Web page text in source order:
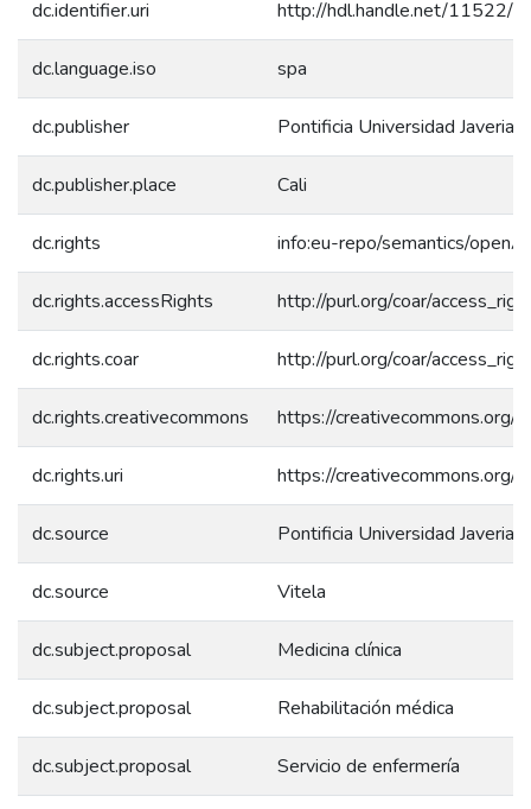
dc.identifier.uri http://hdl.handle.net/11522/
dc.language.iso spa
dc.publisher Pontificia Universidad
dc.publisher.place Cali
dc.rights info:eu-repo/semantics/
dc.rights.accessRights http://purl.org/coar/
dc.rights.coar http://purl.org/coar/
dc.rights.creativecommons https://creativecommons.org/
dc.rights.uri https://creativecommons.org/
dc.source Pontificia Universidad
dc.source Vitela
dc.subject.proposal Medicina clínica
dc.subject.proposal Rehabilitación médica
dc.subject.proposal Servicio de enfermería